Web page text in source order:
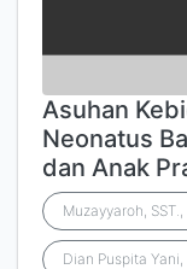
Asuhan
Neonatus
dan Anak
Muzayyaroh, SST.,
Dian Puspita Yani,